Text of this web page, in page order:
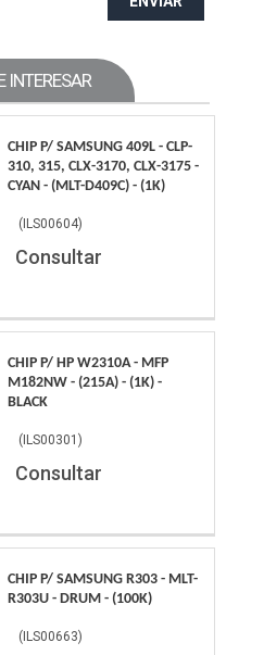
INTERESAR
CHIP P/ SAMSUNG 409L - CLP-
310, 315, CLX-3170, CLX-3175 -
CYAN - (MLT-D409C) - (1K)
(ILS00604)
Consultar
CHIP P/ HP W2310A - MFP
M182NW - (215A) - (1K) -
BLACK
(ILS00301 )
Consultar
CHIP P/ SAMSUNG R303 - MLT-
R303U - DRUM - (100K)
(ILS00663)